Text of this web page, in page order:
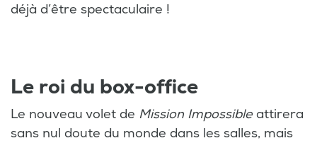
déjà d’être spectaculaire !
Le roi du box-office
Le nouveau volet de Mission Impossibleattirera
sans nul doute du monde dans les salles, mais